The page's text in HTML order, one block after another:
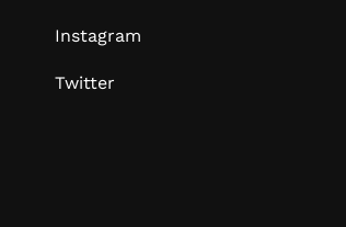
Instagram
Twitter